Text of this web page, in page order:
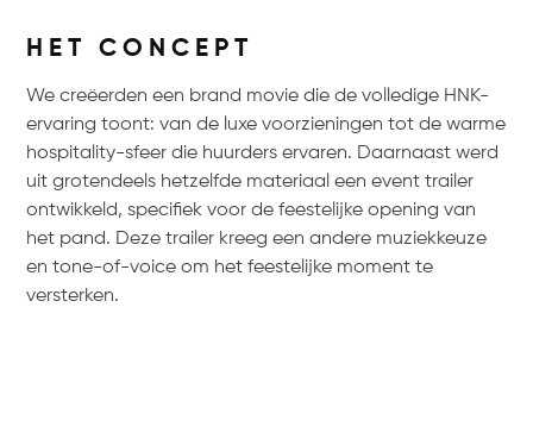
HET CONCEPT
We creëerden een brand movie die de volledige HNK-
ervaring toont: van de luxe voorzieningen tot de warme
hospitality-sfeer die huurders ervaren. Daarnaast werd
uit grotendeels hetzelfde materiaal een event trailer
ontwikkeld, specifiek voor de feestelijke opening van
het pand. Deze trailer kreeg een andere muziekkeuze
en tone-of-voice om het feestelijke moment te
versterken.